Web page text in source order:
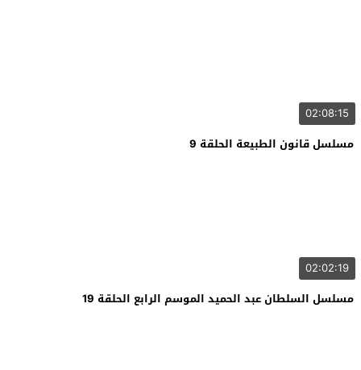
02:08:15
مسلسل قانون الطبيعة الحلقة 9
02:02:19
مسلسل السلطان عبد الحميد الموسم الرابع الحلقة 19